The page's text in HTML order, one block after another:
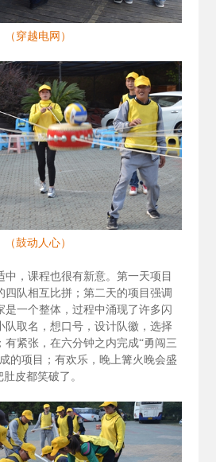
（穿越电网）
（鼓动人心）
，课程也很有新意。第一天项目
四队相互比拼；第二天的项目强调
是一个整体，过程中涌现了许多闪
队取名，想口号，设计队徽，选择
有紧张，在六分钟之内完成“勇闯三
的项目；有欢乐，晚上篝火晚会盛
皮都笑破了。